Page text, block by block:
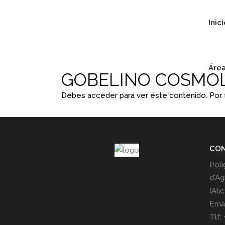
GOBELINO
Debes acceder para ver éste contenido.
Tlf: